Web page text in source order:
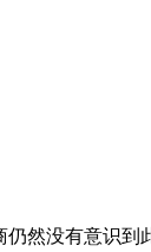
然没有意识到